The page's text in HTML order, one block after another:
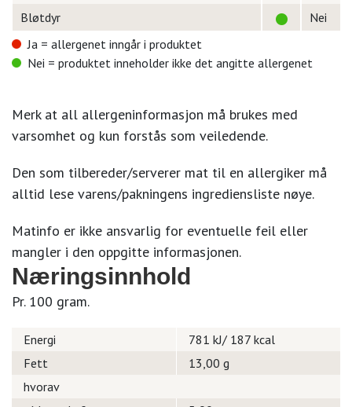
Bløtdyr
Nei
Ja = allergenet inngår i produktet
Nei = produktet inneholder ikke det angitte allergenet
Merk at all allergeninformasjon må brukes med
varsomhet og kun forstås som veiledende.
Den som tilbereder/serverer mat til en allergiker må
alltid lese varens/pakningens ingrediensliste nøye.
Matinfo er ikke ansvarlig for eventuelle feil eller
mangler i den oppgitte informasjonen.
Næringsinnhold
Pr. 100 gram.
Energi
781 kJ/ 187 kcal
Fett
13,00 g
hvorav